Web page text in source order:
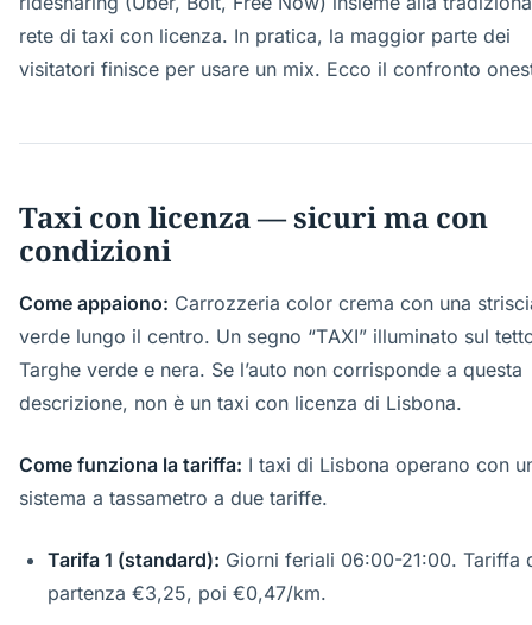
rete di taxi con licenza. In pratica, la maggior parte dei
visitatori finisce per usare un mix. Ecco il confronto
Taxi con licenza — sicuri ma con
condizioni
Come appaiono: Carrozzeria color crema con una
verde lungo il centro. Un segno “TAXI” illuminato sul
Targhe verde e nera. Se l’auto non corrisponde a questa
descrizione, non è un taxi con licenza di Lisbona.
Come funziona la tariffa: I taxi di Lisbona operano con
sistema a tassametro a due tariffe.
Tarifa 1 (standard): Giorni feriali 06:00-21:00. Tariffa
partenza €3,25, poi €0,47/km.